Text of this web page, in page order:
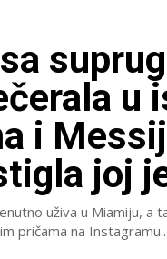
u
i
joj
uživa u Miamiju, a
je u svojim pričama na Instagramu...